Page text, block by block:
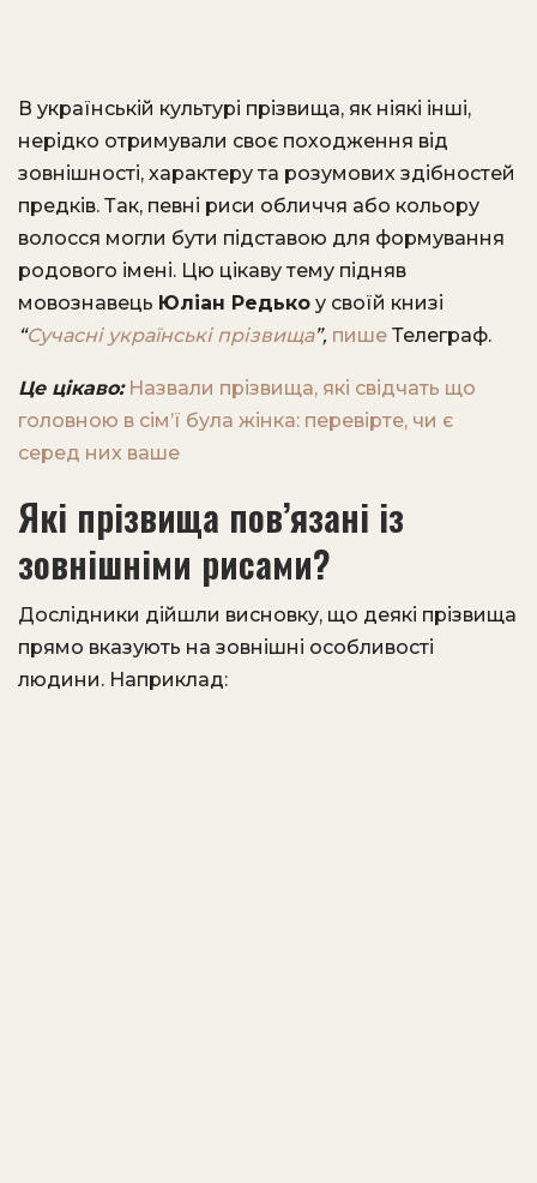
В українській культурі прізвища, як ніякі інші,
нерідко отримували своє походження від
зовнішності, характеру та розумових здібностей
предків. Так, певні риси обличчя або кольору
волосся могли бути підставою для формування
родового імені. Цю цікаву тему підняв
мовознавець Юліан Редько у своїй книзі
“Сучасні українські прізвища”, пише Телеграф.
Це цікаво: Назвали прізвища, які свідчать що
головною в сім’ї була жінка: перевірте, чи є
серед них ваше
Які прізвища пов’язані із
зовнішніми рисами?
Дослідники дійшли висновку, що деякі прізвища
прямо вказують на зовнішні особливості
людини. Наприклад: